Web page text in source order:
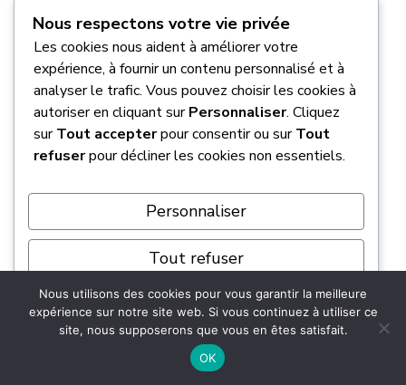
défaillances du système de refroidissement,
l’achat d’un modèle d’occasion équipé de ce
bloc demande unevigilance extrême et un
historique d’entretien limpidepour éviter les
mauvaises surprises.
Quels sont les signaux qui indiquent
un problème de distribution sur ce
Le symptôme le plus caractéristique est un
claquement métallique très audible lors d’un
démarrage à froid, un bruit qui rappelle
étrangement celui d’un moteur diesel. Ce son
trahit généralement un tendeur de chaîne
Nous respectons votre vie privée
Les cookies nous aident à améliorer votre
expérience, à fournir un contenu personnalisé et à
analyser le trafic. Vous pouvez choisir les cookies à
autoriser en cliquant surPersonnaliser. Cliquez
surTout accepterpour consentir ou surTout
refuserpour décliner les cookies non essentiels.
Personnaliser
Tout refuser
Tout accepter
Nous utilisons des cookies pour vous garantir la meilleure
expérience sur notre site web. Si vous continuez à utiliser ce
site, nous supposerons que vous en êtes satisfait.
OK